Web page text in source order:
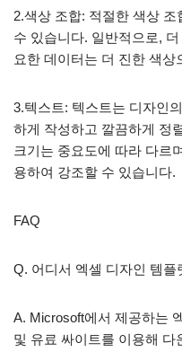
2.색상 조합: 적절한 색상
수 있습니다. 일반적으로,
요한 데이터는 더 진한 색상
3.텍스트: 텍스트는 디자인
하게 작성하고 깔끔하게 정
크기는 중요도에 따라 다르
용하여 강조할 수 있습니다.
FAQ
Q. 어디서 엑셀 디자인 템
A. Microsoft에서 제공하는
및 유료 싸이트를 이용해